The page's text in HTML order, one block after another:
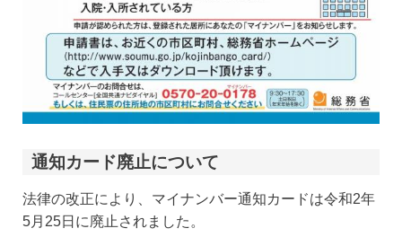
通知カード廃止について
法律の改正により、マイナンバー通知カードは令和2年
5月25日に廃止されました。